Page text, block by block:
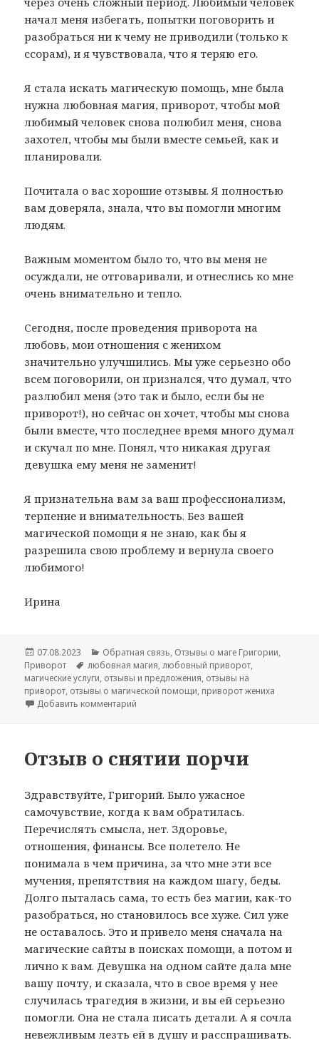
начал меня избегать, попытки поговорить и
разобраться ни к чему не приводили (только к
ссорам), и я чувствовала, что я теряю его.
Я стала искать магическую помощь, мне была
нужна любовная магия, приворот, чтобы мой
любимый человек снова полюбил меня, снова
захотел, чтобы мы были вместе семьей, как и
планировали.
Почитала о вас хорошие отзывы. Я полностью
вам доверяла, знала, что вы помогли многим
людям.
Важным моментом было то, что вы меня не
осуждали, не отговаривали, и отнеслись ко мне
очень внимательно и тепло.
Сегодня, после проведения приворота на
любовь, мои отношения с женихом
значительно улучшились. Мы уже серьезно обо
всем поговорили, он признался, что думал, что
разлюбил меня (это так и было, если бы не
приворот!), но сейчас он хочет, чтобы мы снова
были вместе, что последнее время много думал
и скучал по мне. Понял, что никакая другая
девушка ему меня не заменит!
Я признательна вам за ваш профессионализм,
терпение и внимательность. Без вашей
магической помощи я не знаю, как бы я
разрешила свою проблему и вернула своего
любимого!
Ирина
Опубликовано
07.08.2023 Рубрики
Обратная связь, Отзывы о маге Григории,
Приворот
Метки
любовная магия,любовный приворот,
магические услуги, отзывы и предложения, отзывы на
приворот, отзывы о магической помощи, приворот жениха
Добавить комментарий
Отзыв о снятии порчи
Здравствуйте, Григорий. Было ужасное
самочувствие, когда к вам обратилась.
Перечислять смысла, нет. Здоровье,
отношения, финансы. Все полетело. Не
понимала в чем причина, за что мне эти все
мучения, препятствия на каждом шагу, беды.
Долго пыталась сама, то есть без магии, как-то
разобраться, но становилось все хуже. Сил уже
не оставалось. Это и привело меня сначала на
магические сайты в поисках помощи, а потом и
лично к вам. Девушка на одном сайте дала мне
вашу почту, и сказала, что в свое время у нее
случилась трагедия в жизни, и вы ей серьезно
помогли. Она не стала писать детали. А я сочла
невежливым лезть ей в душу и расспрашивать.